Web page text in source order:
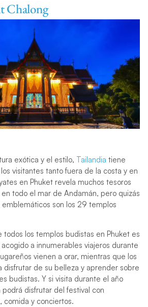
Chalong
exótica y el estilo, Tailandia tiene
visitantes tanto fuera de la costa y en
en Phuket revela muchos tesoros
todo el mar de Andamán, pero quizás
emblemáticos son los 29 templos
todos los templos budistas en Phuket es
a innumerables viajeros durante
vienen a orar, mientras que los
disfrutar de su belleza y aprender sobre
budistas. Y si visita durante el año
disfrutar del festival con
comida y conciertos.